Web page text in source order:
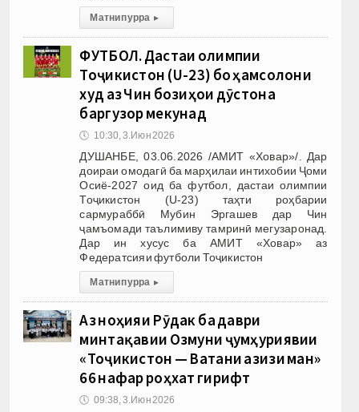
Матни пурра ▸
ФУТБОЛ. Дастаи олимпии
Тоҷикистон (U-23) бо ҳамсолони
худ аз Чин бозиҳои дӯстона
баргузор мекунад
🕔 10:30, 3.Июн 2026
ДУШАНБЕ, 03.06.2026 /АМИТ «Ховар»/. Дар
доираи омодагӣ ба марҳилаи интихобии Ҷоми
Осиё-2027 оид ба футбол, дастаи олимпии
Тоҷикистон (U-23) таҳти роҳбарии
сармураббӣ Мубин Эргашев дар Чин
ҷамъомади таълимиву тамринӣ мегузаронад.
Дар ин хусус ба АМИТ «Ховар» аз
Федератсияи футболи Тоҷикистон
Матни пурра ▸
Аз ноҳияи Рӯдакӣ ба даври
минтақавии Озмуни ҷумҳуриявии
«Тоҷикистон — Ватани азизи ман»
66 нафар роҳхат гирифт
🕔 09:38, 3.Июн 2026